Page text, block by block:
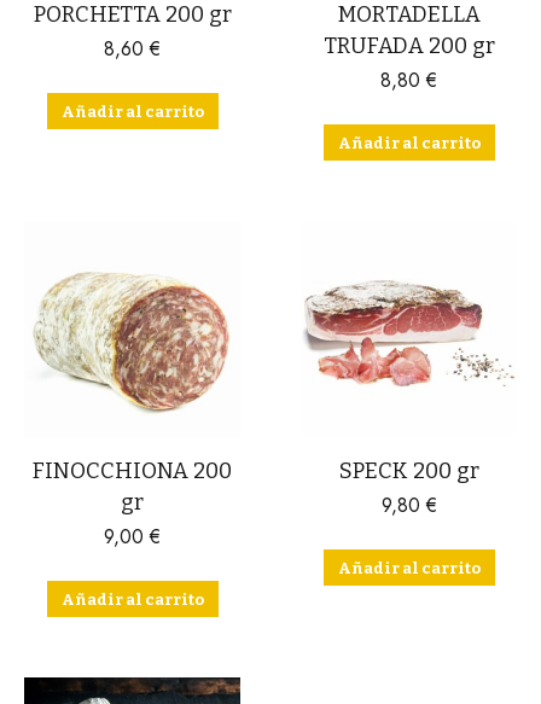
PORCHETTA 200 gr
8,60€
Añadir al carrito
MORTADELLA
TRUFADA 200 gr
8,80€
Añadir al carrito
FINOCCHIONA 200
gr
9,00€
Añadir al carrito
SPECK 200 gr
9,80€
Añadir al carrito